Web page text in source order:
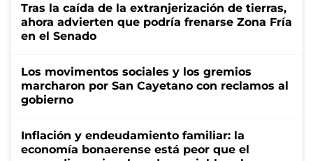
Tras la caída de la extranjerización de tierras,
ahora advierten que podría frenarse Zona Fría
en el Senado
Los movimentos sociales y los gremios
marcharon por San Cayetano con reclamos al
gobierno
Inflación y endeudamiento familiar: la
economía bonaerense está peor que el